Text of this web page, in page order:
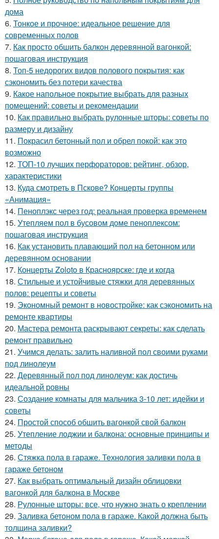
дома
6. Тонкое и прочное: идеальное решение для
современных полов
7. Как просто обшить балкон деревянной вагонкой:
пошаговая инструкция
8. Топ-5 недорогих видов полового покрытия: как
сэкономить без потери качества
9. Какое напольное покрытие выбрать для разных
помещений: советы и рекомендации
10. Как правильно выбрать рулонные шторы: советы по
размеру и дизайну
11. Покрасил бетонный пол и обрел покой: как это
возможно
12. ТОП-10 лучших перфораторов: рейтинг, обзор,
характеристики
13. Куда смотреть в Пскове? Концерты группы
«Анимация»
14. Пеноплэкс через год: реальная проверка временем
15. Утепляем пол в бусовом доме пеноплексом:
пошаговая инструкция
16. Как установить плавающий пол на бетонном или
деревянном основании
17. Концерты Zoloto в Красноярске: где и когда
18. Стильные и устойчивые стяжки для деревянных
полов: рецепты и советы
19. Экономный ремонт в новостройке: как сэкономить на
ремонте квартиры
20. Мастера ремонта раскрывают секреты: как сделать
ремонт правильно
21. Учимся делать: залить наливной пол своими руками
под линолеум
22. Деревянный пол под линолеум: как достичь
идеальной ровны
23. Создание комнаты для мальчика 3-10 лет: идейки и
советы
24. Простой способ обшить вагонкой свой балкон
25. Утепление лоджии и балкона: основные принципы и
методы
26. Стяжка пола в гараже. Технология заливки пола в
гараже бетоном
27. Как выбрать оптимальный дизайн облицовки
вагонкой для балкона в Москве
28. Рулонные шторы: все, что нужно знать о креплении
29. Заливка бетоном пола в гараже. Какой должна быть
толщина заливки?